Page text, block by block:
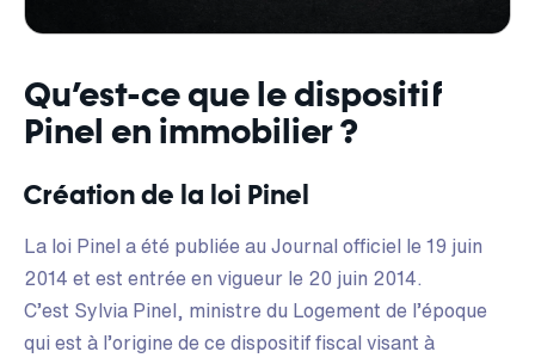
Qu’est-ce que le dispositif
Pinel en immobilier ?
Création de la loi Pinel
La loi Pinel a été publiée au Journal officiel le 19 juin
2014 et est entrée en vigueur le 20 juin 2014.
C’est Sylvia Pinel, ministre du Logement de l’époque
qui est à l’origine de ce dispositif fiscal visant à